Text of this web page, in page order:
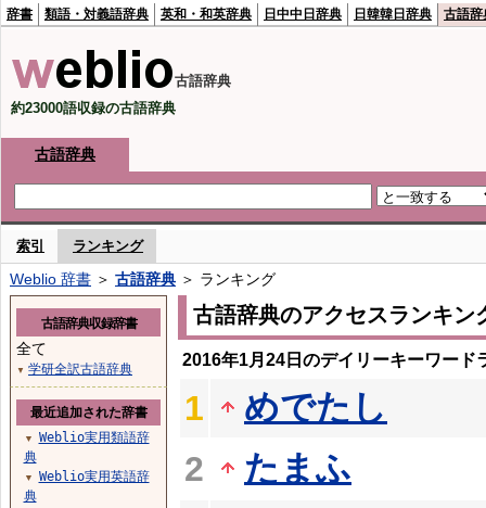
辞書 類語・対義語辞典 英和・和英辞典 日中中日辞典 日韓韓日辞典 古語辞
古語辞典
約23000語収録の古語辞典
古語辞典
索引 ランキング
Weblio 辞書 ＞ 古語辞典 ＞ ランキング
古語辞典のアクセスランキン
2016年1月24日のデイリーキーワード
1
めでたし
2
たまふ
古語辞典収録辞書
全て
▼ 学研全訳古語辞典
最近追加された辞書
▼
Weblio実用類語辞
典
▼
Weblio実用英語辞
典